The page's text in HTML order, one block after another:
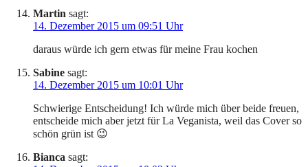
Martin sagt:
14. Dezember 2015 um 09:51 Uhr
daraus würde ich gern etwas für meine Frau kochen
Sabine sagt:
14. Dezember 2015 um 10:01 Uhr
Schwierige Entscheidung! Ich würde mich über beide freuen,
entscheide mich aber jetzt für La Veganista, weil das Cover so
schön grün ist 😉
Bianca sagt: